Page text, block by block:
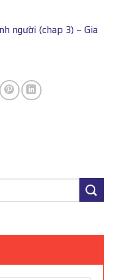
người (chap 3) – Gia